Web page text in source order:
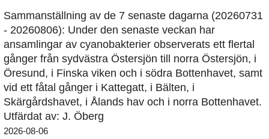
Sammanställning av de 7 senaste dagarna (20260731
- 20260806): Under den senaste veckan har
ansamlingar av cyanobakterier observerats ett flertal
gånger från sydvästra Östersjön till norra Östersjön, i
Öresund, i Finska viken och i södra Bottenhavet, samt
vid ett fåtal gånger i Kattegatt, i Bälten, i
Skärgårdshavet, i Ålands hav och i norra Bottenhavet.
Utfärdat av: J. Öberg
2026-08-06